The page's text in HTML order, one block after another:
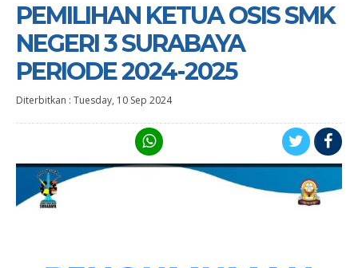
PEMILIHAN KETUA OSIS SMK
NEGERI 3 SURABAYA
PERIODE 2024-2025
Diterbitkan : Tuesday, 10 Sep 2024